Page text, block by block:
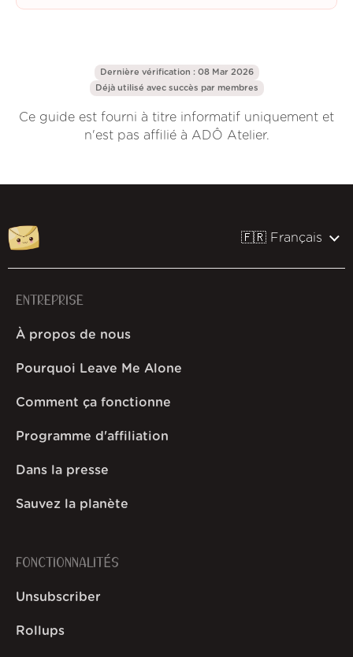
Dernière vérification : 08 Mar 2026
Déjà utilisé avec succès par membres
Ce guide est fourni à titre informatif uniquement et
n'est pas affilié à ADÔ Atelier.
🇫🇷 Français
ENTREPRISE
À propos de nous
Pourquoi Leave Me Alone
Comment ça fonctionne
Programme d'affiliation
Dans la presse
Sauvez la planète
FONCTIONNALITÉS
Unsubscriber
Rollups